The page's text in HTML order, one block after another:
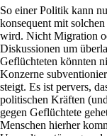
So einer Politik kann
konsequent mit
wird. Nicht Migration
Diskussionen um
Geflüchteten könnten
Konzerne
steigt. Es ist pervers,
politischen Kräften
gegen Geflüchtete
Menschen hierher